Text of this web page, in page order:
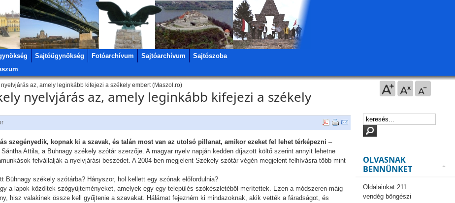
Sajtóügynökség Fotóarchívum Sajtóarchívum
Sajtószoba
az, amely leginkább kifejezi a székely embert (Maszol.ro)
nyelvjárás az, amely leginkább kifejezi a székely
szegényedik, kopnak ki a szavak, és talán most van az utolsó pillanat, amikor ezeket fel lehet térképezni –
Attila, a Bühnagy székely szótár szerzője. A magyar nyelv napján kedden díjazott költő szerint annyit lehetne
felvállalják a nyelvjárási beszédet. A 2004-ben megjelent Székely szótár végén megjelent felhívásra több mint
Bühnagy székely szótárba? Hányszor, hol kellett egy szónak előfordulnia?
a lapok közöltek szógyűjteményeket, amelyek egy-egy település szókészletéből merítettek. Ezen a módszeren máig
hisz valakinek össze kell gyűjtenie a szavakat. Hálámat fejezném ki mindazoknak, akik vették a fáradságot, és
OLVASNAK
BENNÜNKET
Oldalainkat 211
vendég böngészi